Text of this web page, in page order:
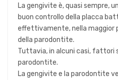
La gengivite è, quasi sempre,
buon controllo della placca
effettivamente, nella maggior
della parodontite.
Tuttavia, in alcuni casi, fattori
parodontite.
La gengivite e la parodontite